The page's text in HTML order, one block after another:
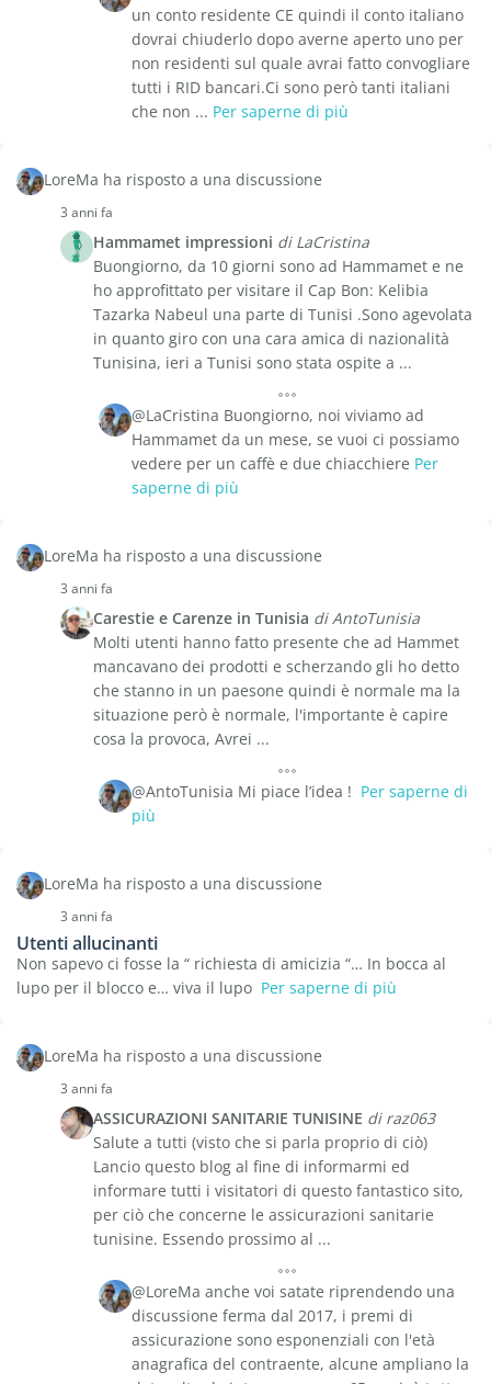
un conto residente CE quindi il conto italiano
dovrai chiuderlo dopo averne aperto uno per
non residenti sul quale avrai fatto convogliare
tutti i RID bancari.Ci sono però tanti italiani
che non ... Per saperne di più
LoreMa ha risposto a una discussione
3 anni fa
Hammamet impressioni di LaCristina
Buongiorno, da 10 giorni sono ad Hammamet e ne
ho approfittato per visitare il Cap Bon: Kelibia
Tazarka Nabeul una parte di Tunisi .Sono agevolata
in quanto giro con una cara amica di nazionalità
Tunisina, ieri a Tunisi sono stata ospite a ...
@LaCristina Buongiorno, noi viviamo ad
Hammamet da un mese, se vuoi ci possiamo
vedere per un caffè e due chiacchiere Per
saperne di più
LoreMa ha risposto a una discussione
3 anni fa
Carestie e Carenze in Tunisia di AntoTunisia
Molti utenti hanno fatto presente che ad Hammet
mancavano dei prodotti e scherzando gli ho detto
che stanno in un paesone quindi è normale ma la
situazione però è normale, l'importante è capire
cosa la provoca, Avrei ...
@AntoTunisia Mi piace l’idea ! Per saperne di
più
LoreMa ha risposto a una discussione
3 anni fa
Utenti allucinanti
Non sapevo ci fosse la “ richiesta di amicizia “… In bocca al
lupo per il blocco e… viva il lupo Per saperne di più
LoreMa ha risposto a una discussione
3 anni fa
ASSICURAZIONI SANITARIE TUNISINE di raz063
Salute a tutti (visto che si parla proprio di ciò)
Lancio questo blog al fine di informarmi ed
informare tutti i visitatori di questo fantastico sito,
per ciò che concerne le assicurazioni sanitarie
tunisine. Essendo prossimo al ...
@LoreMa anche voi satate riprendendo una
discussione ferma dal 2017, i premi di
assicurazione sono esponenziali con l'età
anagrafica del contraente, alcune ampliano la